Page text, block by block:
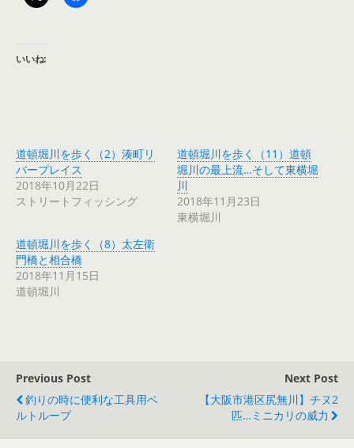
いいね:
道頓堀川を歩く（2）湊町リ
バープレイス
2018年10月22日
ストリートフィッシング
道頓堀川を歩く（11）道頓
堀川の最上流…そして東横堀
川
2018年11月23日
東横堀川
道頓堀川を歩く（8）太左衛
門橋と相合橋
2018年11月15日
道頓堀川
Previous Post
釣りの時に便利な工具用ベ
ルトループ
Next Post
【大阪市港区尻無川】チヌ2
匹…ミニカリの威力